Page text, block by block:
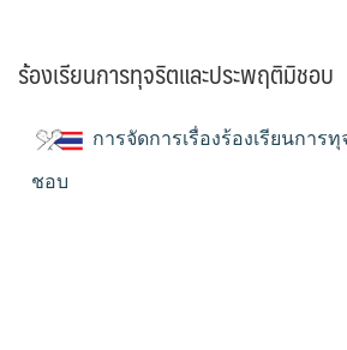
ร้องเรียนการทุจริตและประพฤติมิชอบ
การจัดการเรื่องร้องเรียนการ
ชอบ